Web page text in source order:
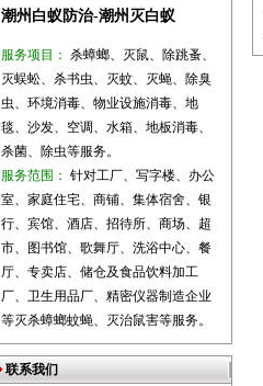
潮州白蚁防治-潮州灭白蚁
服务项目： 杀蟑螂、灭鼠、除跳蚤、
灭蜈蚣、杀书虫、灭蚊、灭蝇、除臭
虫、环境消毒、物业设施消毒、地
毯、沙发、空调、水箱、地板消毒、
杀菌、除虫等服务。
服务范围： 针对工厂、写字楼、办公
室、家庭住宅、商铺、集体宿舍、银
行、宾馆、酒店、招待所、商场、超
市、图书馆、歌舞厅、洗浴中心、餐
厅、专卖店、储仓及食品饮料加工
厂、卫生用品厂、精密仪器制造企业
等灭杀蟑螂蚊蝇、灭治鼠害等服务。
联系我们